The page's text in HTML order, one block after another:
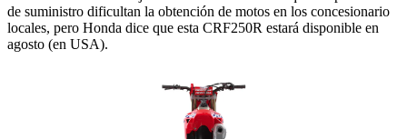
de suministro dificultan la obtención de motos en los concesionario
locales, pero Honda dice que esta CRF250R estará disponible en
agosto (en USA).